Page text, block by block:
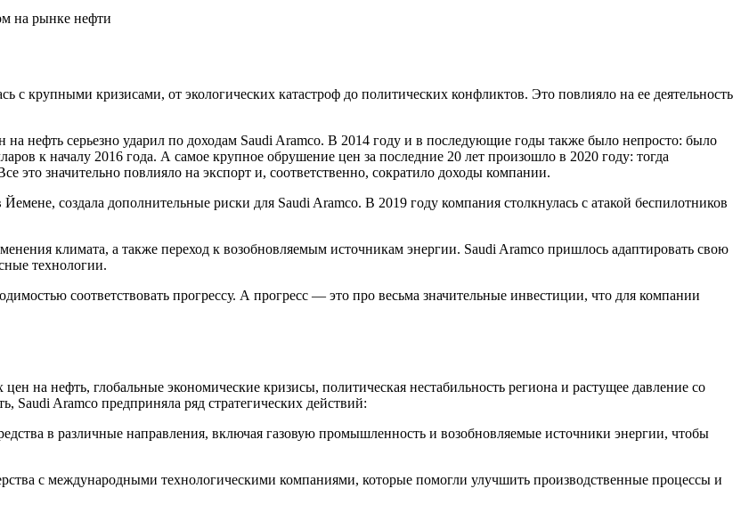
крупными кризисами, от экологических катастроф до политических конфликтов. Это повлияло на ее деятельность
нефть серьезно ударил по доходам Saudi Aramco. В 2014 году и в последующие годы также было непросто: было
к началу 2016 года. А самое крупное обрушение цен за последние 20 лет произошло в 2020 году: тогда
это значительно повлияло на экспорт и, соответственно, сократило доходы компании.
создала дополнительные риски для Saudi Aramco. В 2019 году компания столкнулась с атакой беспилотников
климата, а также переход к возобновляемым источникам энергии. Saudi Aramco пришлось адаптировать свою
технологии.
соответствовать прогрессу. А прогресс — это про весьма значительные инвестиции, что для компании
на нефть, глобальные экономические кризисы, политическая нестабильность региона и растущее давление со
Aramco предприняла ряд стратегических действий:
в различные направления, включая газовую промышленность и возобновляемые источники энергии, чтобы
с международными технологическими компаниями, которые помогли улучшить производственные процессы и